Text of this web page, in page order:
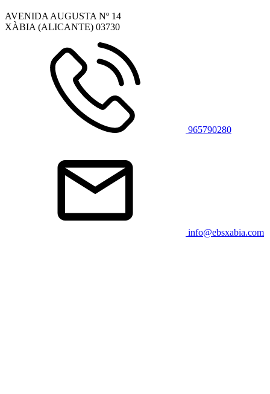
AVENIDA AUGUSTA Nº 14
XÀBIA (ALICANTE) 03730
965790280
info@ebsxabia.com